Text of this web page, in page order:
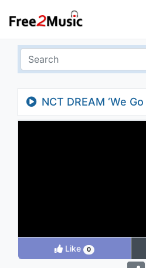
NCT DREAM ‘We
Costume Ver.
Like 0